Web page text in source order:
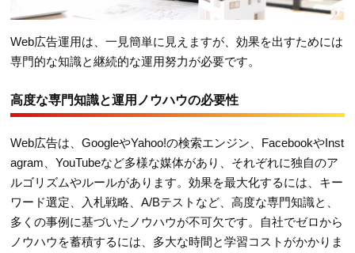
Web広告運用は、一見簡単に見えますが、効果を出すためには
専門的な知識と継続的な運用努力が必要です。
高度な専門知識と運用ノウハウの必要性
Web広告は、GoogleやYahoo!の検索エンジン、FacebookやInst
agram、YouTubeなど多様な媒体があり、それぞれに独自のア
ルゴリズムやルールがあります。効果を最大化するには、キー
ワード選定、入札戦略、A/Bテストなど、高度な専門知識と、
多くの事例に基づいたノウハウが不可欠です。自社でゼロから
ノウハウを蓄積するには、多大な時間と学習コストがかかりま